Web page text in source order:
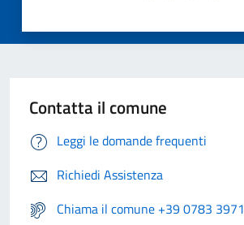
Contatta il comune
Leggi le domande frequenti
Richiedi Assistenza
Chiama il comune +39 0783 3971